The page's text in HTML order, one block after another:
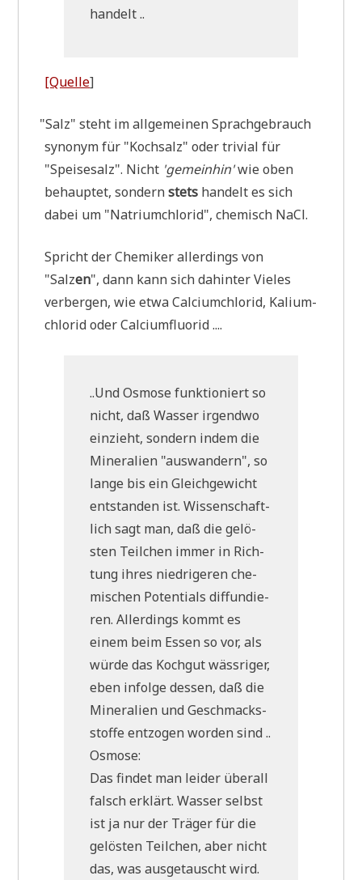
handelt ..
[Quel­le]
"Salz" steht im all­ge­mei­nen Sprach­ge­brauch
syn­onym für "Koch­salz" oder tri­vi­al für
"Spei­se­salz". Nicht 'gemein­hin'wie oben
behaup­tet, son­dernstets han­delt es sich
dabei um "Natri­um­chlo­rid", che­misch NaCl.
Spricht der Che­mi­ker aller­dings von
"Salzen", dann kann sich dahin­ter Vie­les
ver­ber­gen, wie etwa Cal­ci­um­chlo­rid, Kali­um­
chlo­rid oder Calciumfluorid ....
..Und Osmo­se funk­tio­niert so
nicht, daß Was­ser irgend­wo
ein­zieht, son­dern indem die
Mine­ra­li­en "aus­wan­dern", so
lan­ge bis ein Gleich­ge­wicht
ent­stan­den ist. Wis­sen­schaft­
lich sagt man, daß die gelö­
sten Teil­chen immer in Rich­
tung ihres nied­ri­ge­ren che­
mi­schen Poten­ti­als dif­fun­die­
ren. Aller­dings kommt es
einem beim Essen so vor, als
wür­de das Koch­gut wäss­ri­ger,
eben infol­ge des­sen, daß die
Mine­ra­li­en und Geschmacks­
stof­fe ent­zo­gen wor­den sind ..
Osmose:
Das fin­det man lei­der über­all
falsch erklärt. Was­ser selbst
ist ja nur der Trä­ger für die
gelö­sten Teil­chen, aber nicht
das, was aus­ge­tauscht wird.